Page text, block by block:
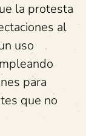
la protesta
al
uso
para
que no